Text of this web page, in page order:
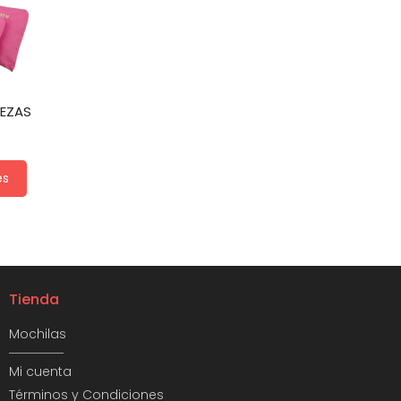
Tienda
Mochilas
Mi cuenta
Términos y Condiciones